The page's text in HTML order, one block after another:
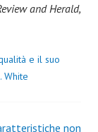
and Herald,
e il suo
White
non